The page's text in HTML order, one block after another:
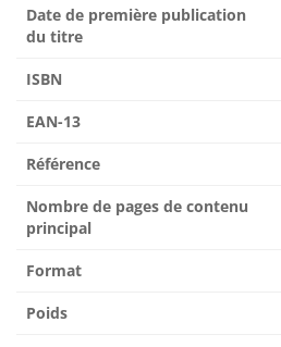
Date de première publication
du titre
ISBN
EAN-13
Référence
Nombre de pages de contenu
principal
Format
Poids